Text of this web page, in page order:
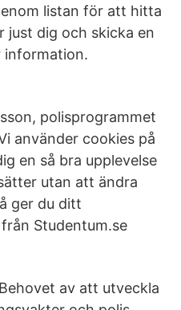
listan för att hitta
just dig och skicka en
information.
polisprogrammet
använder cookies på
en så bra upplevelse
utan att ändra
ger du ditt
Studentum.se
av att utveckla